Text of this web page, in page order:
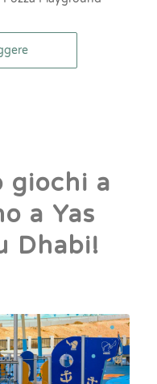
giochi a
a Yas
Dhabi!